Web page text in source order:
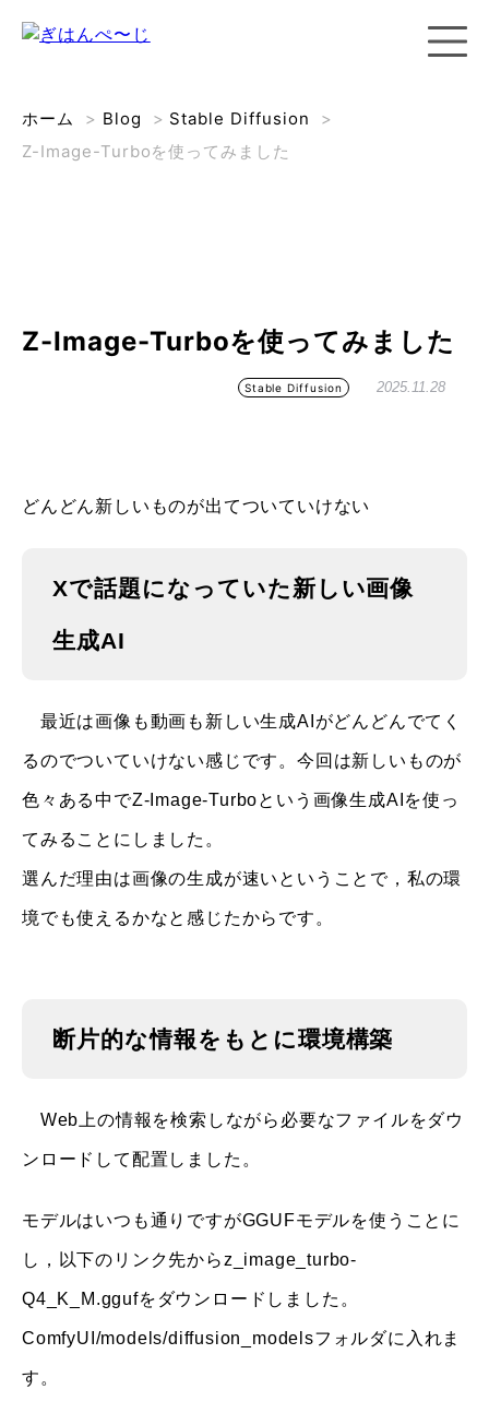
ホーム > Blog > Stable Diffusion
>
Z-Image-Turboを使ってみました
Z-Image-Turboを使ってみました
Stable Diffusion 2025.11.28
どんどん新しいものが出てついていけない
Xで話題になっていた新しい画像
生成AI
最近は画像も動画も新しい生成AIがどんどんでてく
るのでついていけない感じです。今回は新しいものが
色々ある中でZ-Image-Turboという画像生成AIを使っ
てみることにしました。
選んだ理由は画像の生成が速いということで，私の環
境でも使えるかなと感じたからです。
断片的な情報をもとに環境構築
Web上の情報を検索しながら必要なファイルをダウ
ンロードして配置しました。
モデルはいつも通りですがGGUFモデルを使うことに
し，以下のリンク先からz_image_turbo-
Q4_K_M.ggufをダウンロードしました。
ComfyUI/models/diffusion_modelsフォルダに入れま
す。